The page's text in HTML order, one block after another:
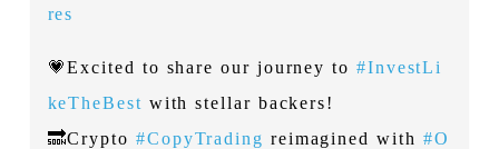
res
💗Excited to share our journey to #InvestLi
keTheBest with stellar backers!
🔜Crypto #CopyTrading reimagined with #O